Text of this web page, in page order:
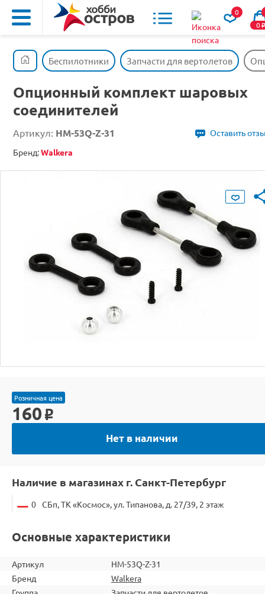
0
0o
Беспилотники Запчасти для вертолетов
Опционный комплект шаровых
соединителей
Артикул: HM-53Q-Z-31
Оставить
Бренд:Walkera
Розничная цена
160 o
Нет в наличии
Наличие в магазинах г. Санкт-Петербург
0 СБп, ТК «Космос», ул. Типанова, д. 27/39, 2 этаж
Основные характеристики
Артикул
HM-53Q-Z-31
Бренд
Walkera